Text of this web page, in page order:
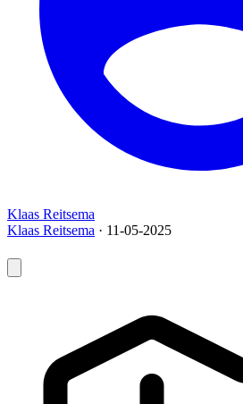
Klaas Reitsema
Klaas Reitsema · 11-05-2025